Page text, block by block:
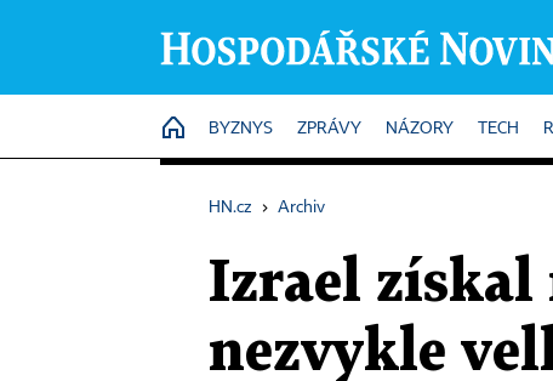
HOME
BYZNYS ZPRÁVY NÁZORY TECH
HN.cz › Archiv
Izrael získal
nezvykle